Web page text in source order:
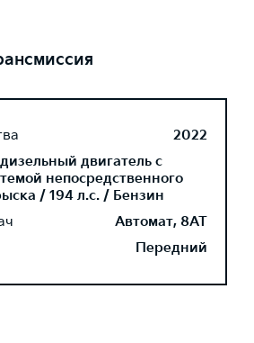
2022
двигатель с
непосредственного
/ 194 л.с. / Бензин
Автомат, 8AT
Передний